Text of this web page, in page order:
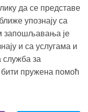
да се представе
упознају са
запошљавања је
и са услугама и
за
пружена помоћ